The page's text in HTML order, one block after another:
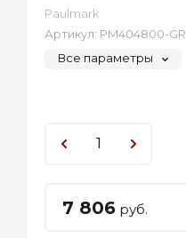
Paulmark
Артикул: PM404800-GR
Все параметры
7 806 руб.